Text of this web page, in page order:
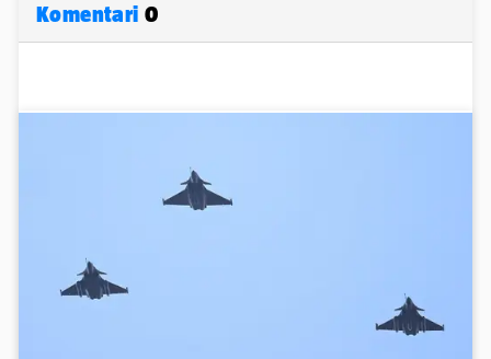
Komentari 0